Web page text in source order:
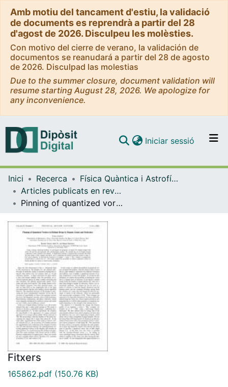
Amb motiu del tancament d'estiu, la validació
de documents es reprendrà a partir del 28
d'agost de 2026. Disculpeu les molèsties.
Con motivo del cierre de verano, la validación de
documentos se reanudará a partir del 28 de agosto
de 2026. Disculpad las molestias
Due to the summer closure, document validation will
resume starting August 28, 2026. We apologize for
any inconvenience.
Navega per tot el DD
Contacte
Iniciar sessió (current)
Inici Recerca
Física Quàntica i Astrofísica
Articles publicats en revistes (Física Quàntica i Astrofísica)
Pinning of quantized vortices in helium drops by dopant atoms and molecules
Fitxers
165862.pdf (150.76 KB)